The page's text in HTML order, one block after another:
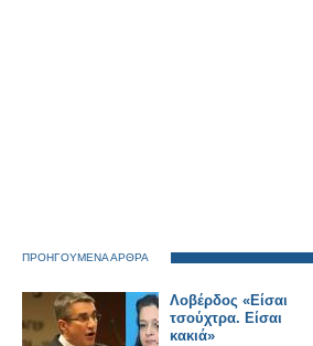
ΠΡΟΗΓΟΥΜΕΝΑ ΑΡΘΡΑ
Λοβέρδος «Είσαι
τσούχτρα. Είσαι
κακιά»